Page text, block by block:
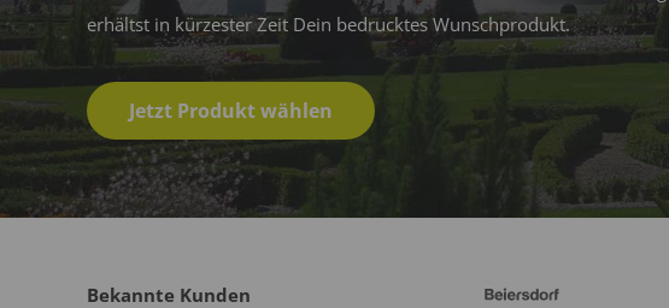
erhältst in kürzester Zeit Dein bedrucktes Wunschprodukt.
Jetzt Produkt wählen
Bekannte Kunden